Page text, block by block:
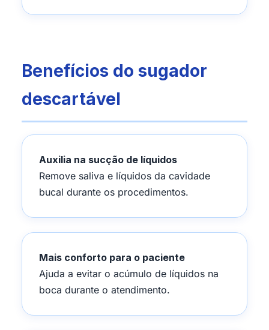
Benefícios do sugador
descartável
Auxilia na sucção de líquidos
Remove saliva e líquidos da cavidade
bucal durante os procedimentos.
Mais conforto para o paciente
Ajuda a evitar o acúmulo de líquidos na
boca durante o atendimento.